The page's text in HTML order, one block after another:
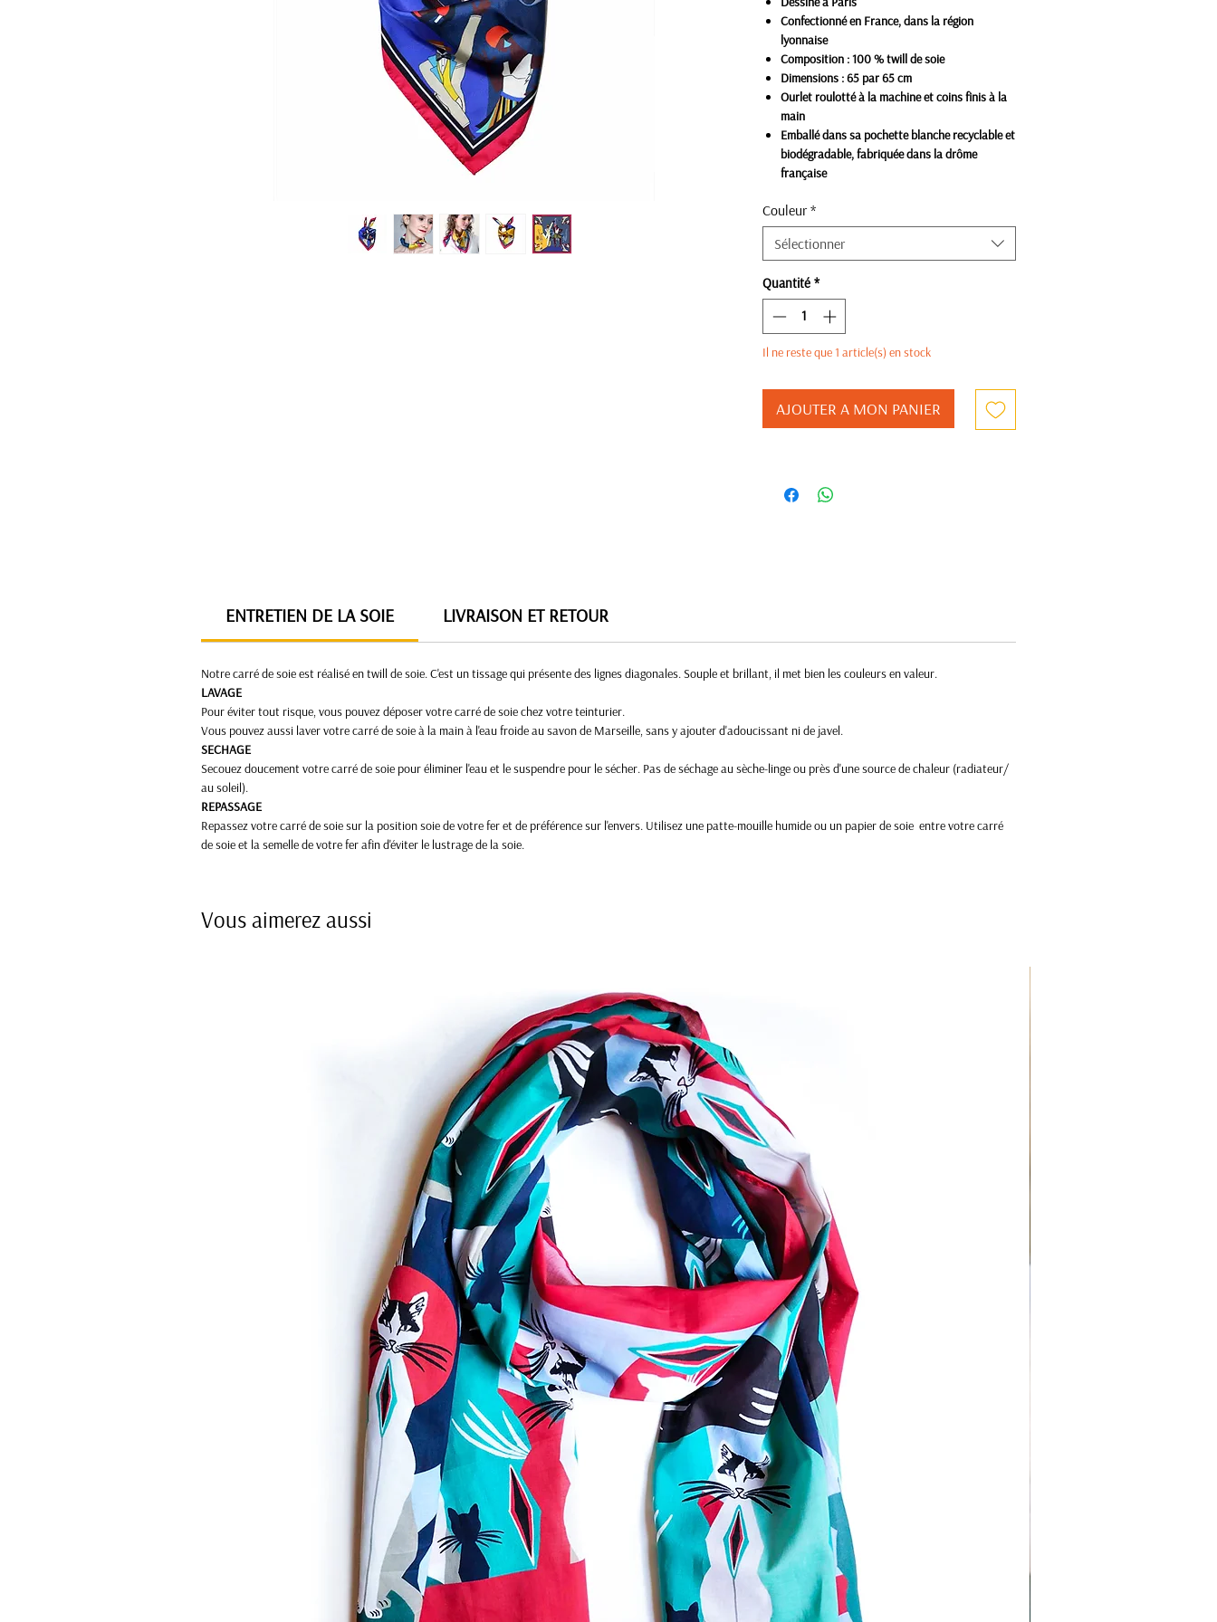
Confectionné en France, dans la région
lyonnaise
Composition : 100 % twill de soie
Dimensions : 65 par 65 cm
Ourlet roulotté à la machine et coins finis à la
main
Emballé dans sa pochette blanche recyclable et
biodégradable, fabriquée dans la drôme
française
Couleur *
Sélectionner
Quantité *
Il ne reste que 1 article(s) en stock
AJOUTER A MON PANIER
ENTRETIEN DE LA SOIE LIVRAISON ET RETOUR
Notre carré de soie est réalisé en twill de soie. C'est un tissage qui présente des lignes diagonales. Souple et brillant, il met bien les couleurs en valeur.
LAVAGE
Pour éviter tout risque, vous pouvez déposer votre carré de soie chez votre teinturier.
Vous pouvez aussi laver votre carré de soie à la main à l'eau froide au savon de Marseille, sans y ajouter d'adoucissant ni de javel.
SECHAGE
Secouez doucement votre carré de soie pour éliminer l'eau et le suspendre pour le sécher. Pas de séchage au sèche-linge ou près d'une source de chaleur (radiateur/
au soleil).
REPASSAGE
Repassez votre carré de soie sur la position soie de votre fer et de préférence sur l'envers. Utilisez une patte-mouille humide ou un papier de soie entre votre carré
de soie et la semelle de votre fer afin d'éviter le lustrage de la soie.
Vous aimerez aussi